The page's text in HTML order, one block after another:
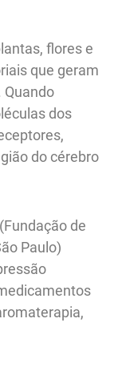
flores e
que geram
Quando
dos
do cérebro
de
Paulo)